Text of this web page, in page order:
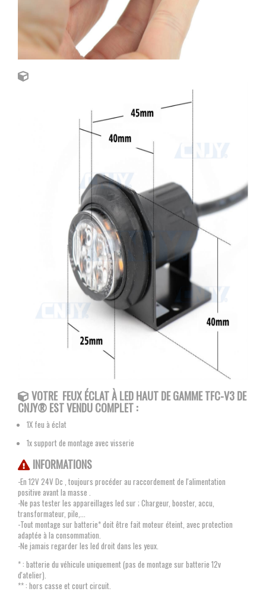
VOTRE FEUX ÉCLAT À LEDHAUT DE GAMME TFC-V3 DE
CNJY®EST VENDU COMPLET :
1X feu à éclat
1x support de montage avec visserie
INFORMATIONS
-En 12V 24V Dc , toujours procéder au raccordement de l'alimentation
positive avant la masse .
-Ne pas tester les appareillages led sur ; Chargeur, booster, accu,
transformateur, pile,...
-Tout montage sur batterie* doit être fait moteur éteint, avec protection
adaptée à la consommation.
-Ne jamais regarder les led droit dans les yeux.
* : batterie du véhicule uniquement (pas de montage sur batterie 12v
d'atelier).
** : hors casse et court circuit.